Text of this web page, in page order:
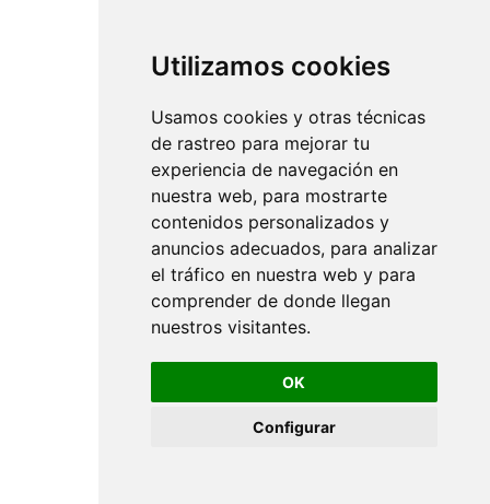
Utilizamos cookies
Usamos cookies y otras técnicas
de rastreo para mejorar tu
experiencia de navegación en
nuestra web, para mostrarte
contenidos personalizados y
anuncios adecuados, para analizar
el tráfico en nuestra web y para
comprender de donde llegan
nuestros visitantes.
OK
Configurar